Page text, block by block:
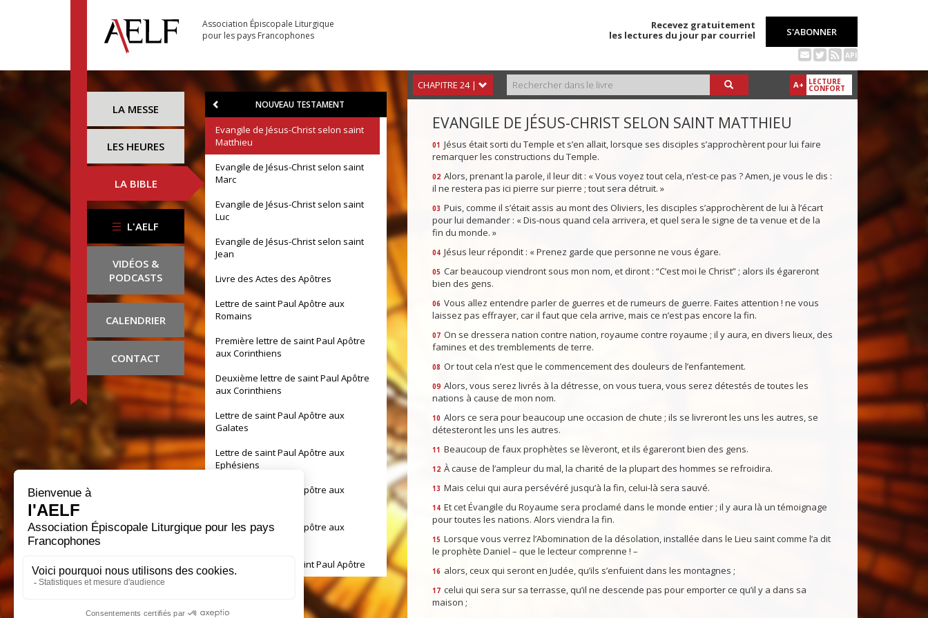
Association Épiscopale Liturgique
pour les pays Francophones
Recevez gratuitement
les lectures du jour par courriel
S'ABONNER
API
LA MESSE
LES HEURES
LA BIBLE
L'AELF
VIDÉOS &
PODCASTS
CALENDRIER
CONTACT
NOUVEAU TESTAMENT
Evangile de Jésus-Christ selon saint
Matthieu
Evangile de Jésus-Christ selon saint
Marc
Evangile de Jésus-Christ selon saint
Luc
Evangile de Jésus-Christ selon saint
Jean
Livre des Actes des Apôtres
Lettre de saint Paul Apôtre aux
Romains
Première lettre de saint Paul Apôtre
aux Corinthiens
Deuxième lettre de saint Paul Apôtre
aux Corinthiens
Lettre de saint Paul Apôtre aux
Galates
Lettre de saint Paul Apôtre aux
Ephésiens
Lettre de saint Paul Apôtre aux
Lettre de saint Paul Apôtre aux
Première lettre de saint Paul Apôtre
aux Thessaloniciens
Deuxième lettre de saint Paul Apôtre
aux Thessaloniciens
A+ LECTURE
CONFORT
CHAPITRE 24 |
EVANGILE DE JÉSUS-CHRIST SELON SAINT MATTHIEU
01
Jésus était sorti du Temple et s’en allait, lorsque ses disciples s’approchèrent pour lui faire
remarquer les constructions du Temple.
02 Alors, prenant la parole, il leur dit : « Vous voyez tout cela, n’est-ce pas ? Amen, je vous le dis :
il ne restera pas ici pierre sur pierre ; tout sera détruit. »
03 Puis, comme il s’était assis au mont des Oliviers, les disciples s’approchèrent de lui à l’écart
pour lui demander : « Dis-nous quand cela arrivera, et quel sera le signe de ta venue et de la
fin du monde. »
04 Jésus leur répondit : « Prenez garde que personne ne vous égare.
05 Car beaucoup viendront sous mon nom, et diront : “C’est moi le Christ” ; alors ils égareront
bien des gens.
06 Vous allez entendre parler de guerres et de rumeurs de guerre. Faites attention ! ne vous
laissez pas effrayer, car il faut que cela arrive, mais ce n’est pas encore la fin.
07 On se dressera nation contre nation, royaume contre royaume ; il y aura, en divers lieux, des
famines et des tremblements de terre.
08 Or tout cela n’est que le commencement des douleurs de l’enfantement.
09 Alors, vous serez livrés à la détresse, on vous tuera, vous serez détestés de toutes les
nations à cause de mon nom.
10 Alors ce sera pour beaucoup une occasion de chute ; ils se livreront les uns les autres, se
détesteront les uns les autres.
11 Beaucoup de faux prophètes se lèveront, et ils égareront bien des gens.
12 À cause de l’ampleur du mal, la charité de la plupart des hommes se refroidira.
13 Mais celui qui aura persévéré jusqu’à la fin, celui-là sera sauvé.
14 Et cet Évangile du Royaume sera proclamé dans le monde entier ; il y aura là un témoignage
pour toutes les nations. Alors viendra la fin.
15 Lorsque vous verrez l’Abomination de la désolation, installée dans le Lieu saint comme l’a dit
le prophète Daniel – que le lecteur comprenne ! –
16 alors, ceux qui seront en Judée, qu’ils s’enfuient dans les montagnes ;
17 celui qui sera sur sa terrasse, qu’il ne descende pas pour emporter ce qu’il y a dans sa
maison ;